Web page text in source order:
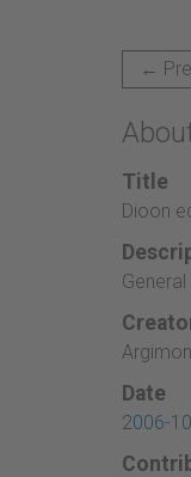
←
Title
Dioon
Date
2006-